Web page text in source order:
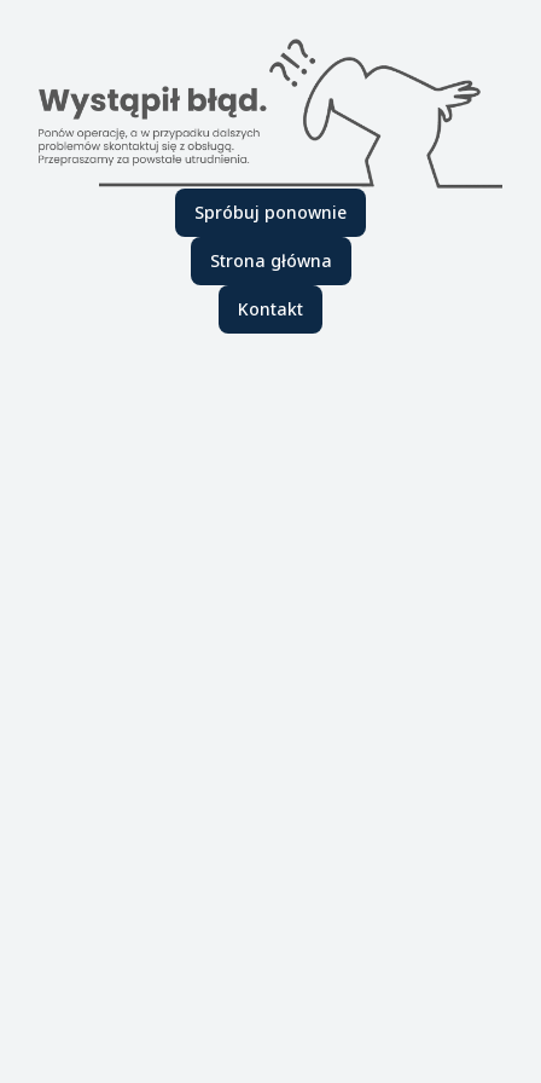
Spróbuj ponownie
Strona główna
Kontakt